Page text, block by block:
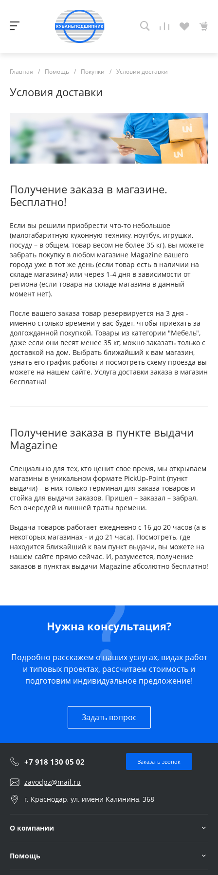
Главная / Помощь / Покупки / Условия доставки
Условия доставки
Получение заказа в магазине.
Бесплатно!
Если вы решили приобрести что-то небольшое
(малогабаритную кухонную технику, ноутбук, игрушки,
посуду – в общем, товар весом не более 35 кг), вы можете
забрать покупку в любом магазине Magazine вашего
города уже в тот же день (если товар есть в наличии на
складе магазина) или через 1-4 дня в зависимости от
региона (если товара на складе магазина в данный
момент нет).
После вашего заказа товар резервируется на 3 дня -
именно столько времени у вас будет, чтобы приехать за
долгожданной покупкой. Товары из категории "Мебель",
даже если они весят менее 35 кг, можно заказать только с
доставкой на дом. Выбрать ближайший к вам магазин,
узнать его график работы и посмотреть схему проезда вы
можете на нашем сайте. Услуга доставки заказа в магазин
бесплатна!
Получение заказа в пункте выдачи
Magazine
Специально для тех, кто ценит свое время, мы открываем
магазины в уникальном формате PickUp-Point (пункт
выдачи) – в них только терминал для заказа товаров и
стойка для выдачи заказов. Пришел – заказал – забрал.
Без очередей и лишней траты времени.
Выдача товаров работает ежедневно с 16 до 20 часов (а в
некоторых магазинах - и до 21 часа). Посмотреть, где
находится ближайший к вам пункт выдачи, вы можете на
нашем сайте прямо сейчас. И, разумеется, получение
заказов в пунктах выдачи Magazine абсолютно бесплатно!
Нужна консультация?
Подробно расскажем о наших услугах, видах работ
и типовых проектах, рассчитаем стоимость и
подготовим индивидуальное предложение!
Задать вопрос
+7 918 130 05 02 Заказать звонок
zavodpz@mail.ru
г. Краснодар, ул. имени Калинина, 368
О компании
Помощь